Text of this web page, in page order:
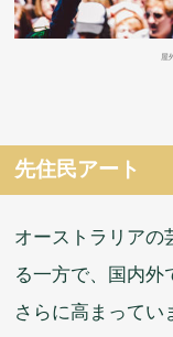
屋
先住民アート
オーストラリアの
る一方で、 国内外
さらに高 まってい